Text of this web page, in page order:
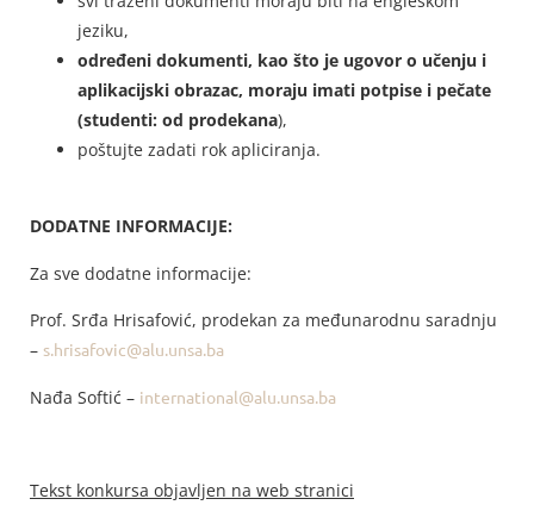
jeziku,
određeni dokumenti, kao što je ugovor o učenju i
aplikacijski obrazac, moraju imati potpise i pečate
(studenti: od prodekana),
poštujte zadati rok apliciranja.
DODATNE INFORMACIJE:
Za sve dodatne informacije:
Prof. Srđa Hrisafović, prodekan za međunarodnu saradnju
– s.hrisafovic@alu.unsa.ba
Nađa Softić – international@alu.unsa.ba
Tekst konkursa objavljen na web stranici